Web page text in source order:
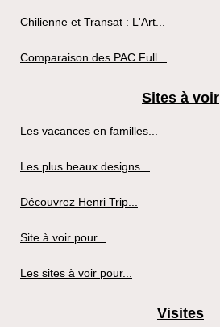
Chilienne et Transat : L'Art...
Comparaison des PAC Full...
Sites à voir
Les vacances en familles...
Les plus beaux designs...
Découvrez Henri Trip...
Site à voir pour...
Les sites à voir pour...
Visites